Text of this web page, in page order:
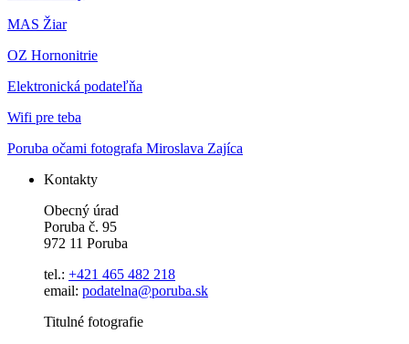
MAS Žiar
OZ Hornonitrie
Elektronická podateľňa
Wifi pre teba
Poruba očami fotografa Miroslava Zajíca
Kontakty
Obecný úrad
Poruba č. 95
972 11 Poruba
tel.: +421 465 482 218
email: podatelna@poruba.sk
Titulné fotografie